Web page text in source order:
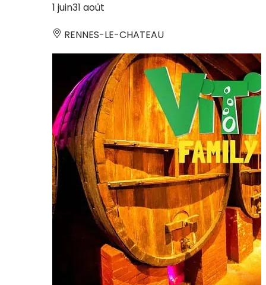
1 juin31 août
RENNES-LE-CHATEAU